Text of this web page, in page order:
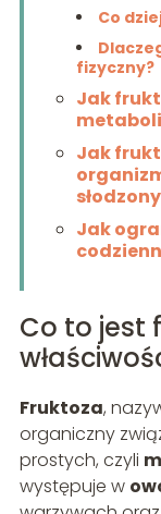
Co
fizyczny?
Jak
Jak
Jak
Co to jest
Fruktoza,
organiczny
prostych, czyli
występuje w